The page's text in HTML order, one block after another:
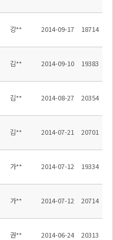
) 강** 2014-09-17 18714
김** 2014-09-10 19383
김** 2014-08-27 20354
김** 2014-07-21 20701
가** 2014-07-12 19334
가** 2014-07-12 20714
권** 2014-06-24 20313